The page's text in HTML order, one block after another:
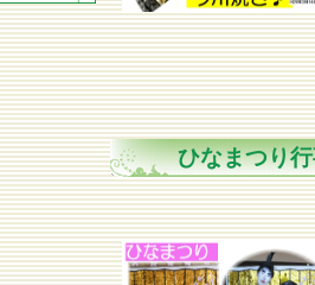
ひなまつり